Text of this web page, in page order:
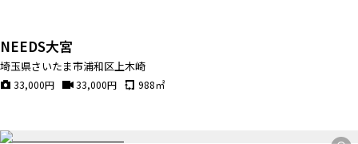
NEEDS大宮
埼玉県さいたま市浦和区上木崎
33,000円 33,000円 988㎡